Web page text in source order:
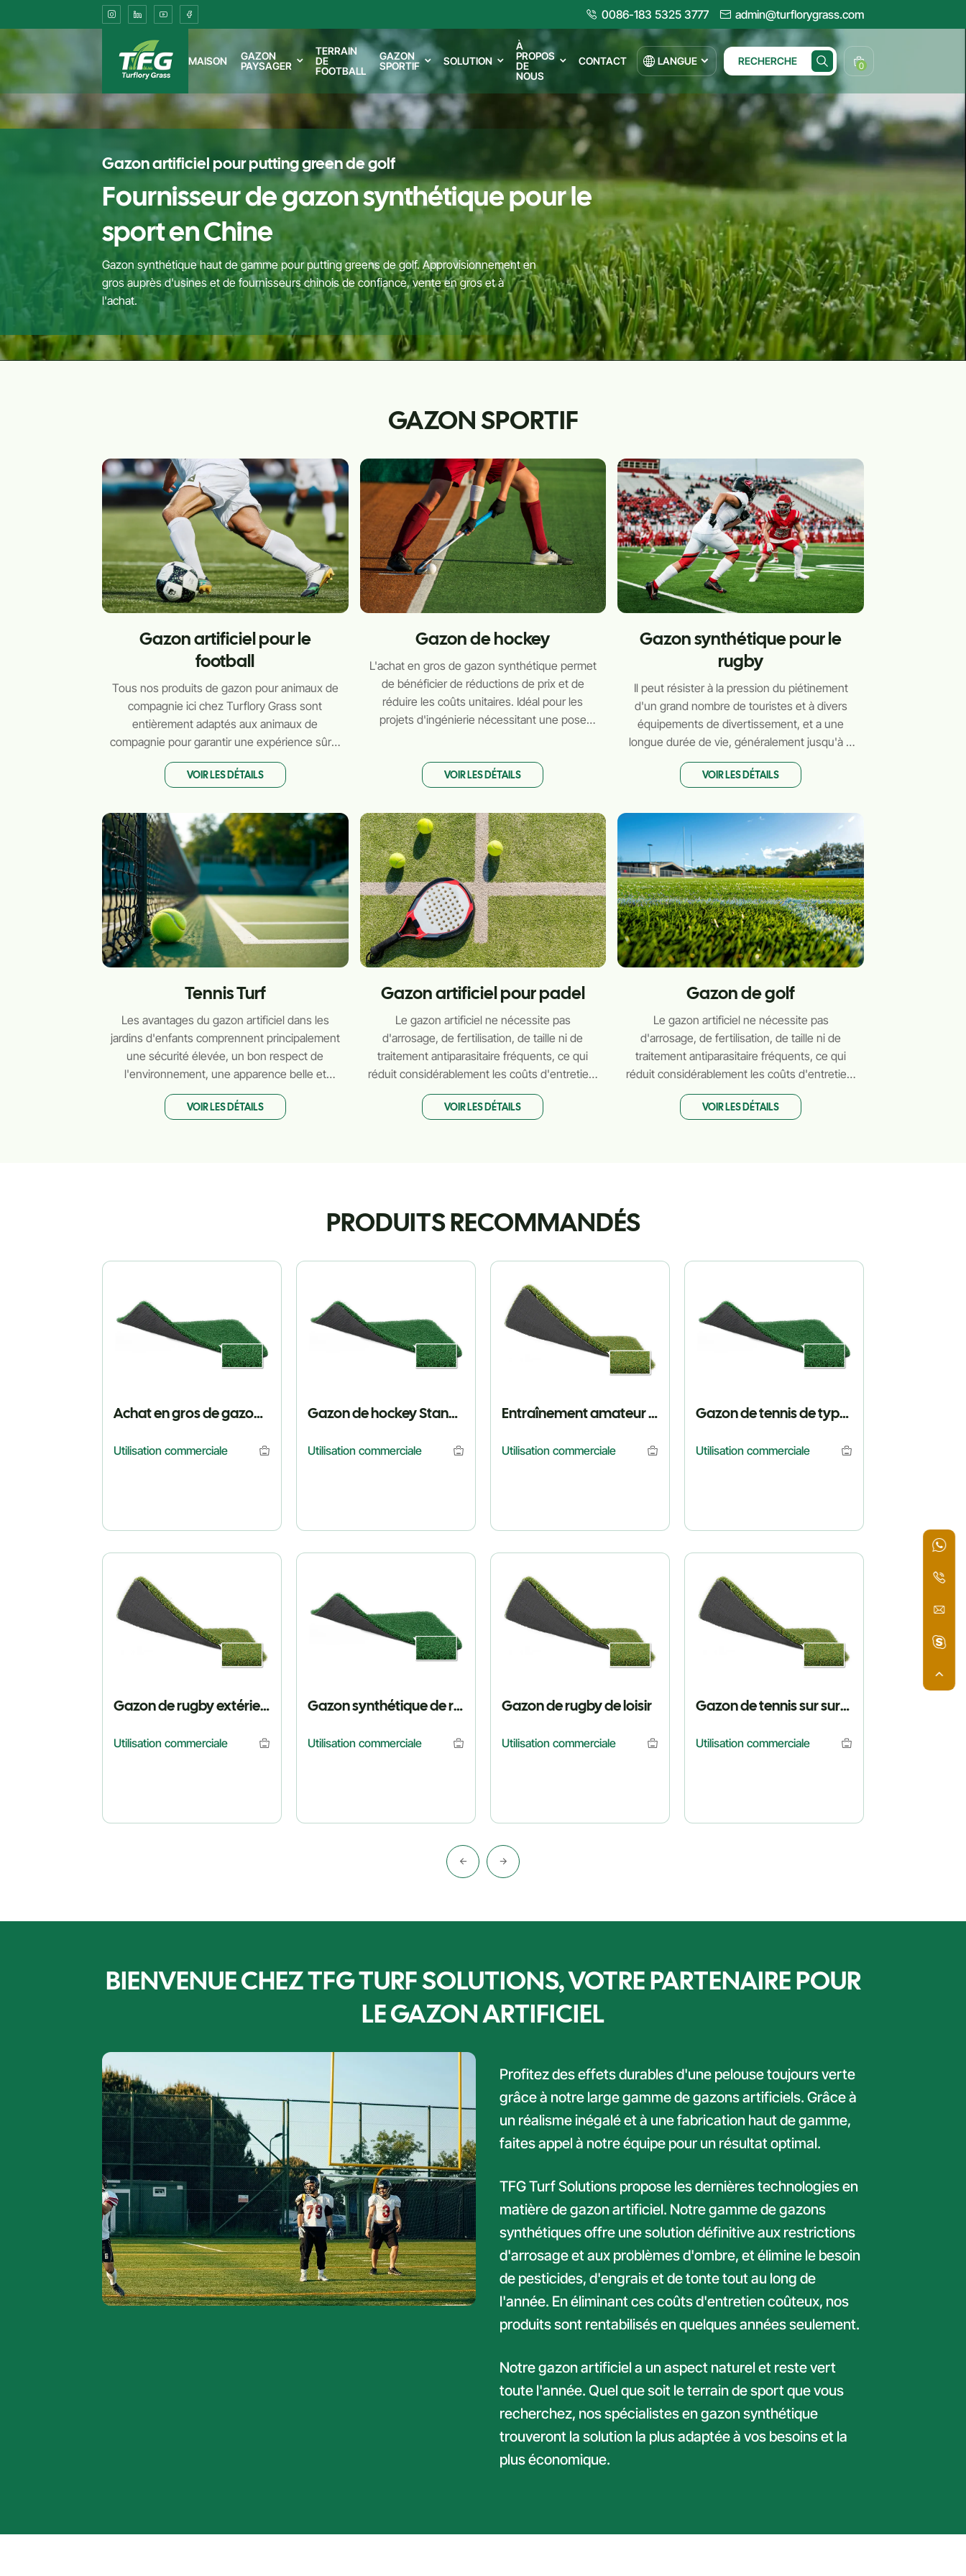
Sports
Turf
Supplier
China
0086-183 5325 3777 admin@turflorygrass.com
MAISON
GAZON
PAYSAGER
TERRAIN
DE
FOOTBALL
GAZON
SPORTIF
SOLUTION
À
PROPOS
DE
NOUS
CONTACT LANGUE RECHERCHE 0
Gazon artificiel pour putting green de golf
Fournisseur de gazon synthétique pour le
sport en Chine
Gazon synthétique haut de gamme pour putting greens de golf. Approvisionnement en
gros auprès d'usines et de fournisseurs chinois de confiance, vente en gros et à
l'achat.
GAZON SPORTIF
Gazon artificiel pour le
football
Tous nos produits de gazon pour animaux de
compagnie ici chez Turflory Grass sont
entièrement adaptés aux animaux de
compagnie pour garantir une expérience sûre,
amusante et nécessitant peu d'entretien pour
vous et vos animaux de compagnie.
VOIR LES DÉTAILS
Gazon de hockey
L'achat en gros de gazon synthétique permet
de bénéficier de réductions de prix et de
réduire les coûts unitaires. Idéal pour les
projets d'ingénierie nécessitant une pose
VOIR LES DÉTAILS
Gazon synthétique pour le
rugby
Il peut résister à la pression du piétinement
d'un grand nombre de touristes et à divers
équipements de divertissement, et a une
longue durée de vie, généralement jusqu'à 5
à 10 ans.
VOIR LES DÉTAILS
Tennis Turf
Les avantages du gazon artificiel dans les
jardins d'enfants comprennent principalement
une sécurité élevée, un bon respect de
l'environnement, une apparence belle et
confortable et une longue durée de vie.
VOIR LES DÉTAILS
Gazon artificiel pour padel
Le gazon artificiel ne nécessite pas
d'arrosage, de fertilisation, de taille ni de
traitement antiparasitaire fréquents, ce qui
réduit considérablement les coûts d'entretien.
Un simple nettoyage occasionnel suffit à le
maintenir propre et beau.
VOIR LES DÉTAILS
Gazon de golf
Le gazon artificiel ne nécessite pas
d'arrosage, de fertilisation, de taille ni de
traitement antiparasitaire fréquents, ce qui
réduit considérablement les coûts d'entretien.
Un simple nettoyage occasionnel suffit à le
maintenir propre et beau.
VOIR LES DÉTAILS
PRODUITS RECOMMANDÉS
Achat en gros de gazon de hockey pour des projets
Utilisation commerciale
Gazon de rugby extérieur résistant aux intempéries
Utilisation commerciale
Gazon de hockey Standard Match
Utilisation commerciale
Gazon synthétique de rugby professionnel
Utilisation commerciale
Entraînement amateur Hockey Turf
Utilisation commerciale
Gazon de rugby de loisir
Utilisation commerciale
Gazon de tennis de type coffre-fort
Utilisation commerciale
Gazon de tennis sur surface dure
Utilisation commerciale
BIENVENUE CHEZ TFG TURF SOLUTIONS, VOTRE PARTENAIRE POUR
LE GAZON ARTIFICIEL
Profitez des effets durables d'une pelouse toujours verte
grâce à notre large gamme de gazons artificiels. Grâce à
un réalisme inégalé et à une fabrication haut de gamme,
faites appel à notre équipe pour un résultat optimal.
TFG Turf Solutions propose les dernières technologies en
matière de gazon artificiel. Notre gamme de gazons
synthétiques offre une solution définitive aux restrictions
d'arrosage et aux problèmes d'ombre, et élimine le besoin
de pesticides, d'engrais et de tonte tout au long de
l'année. En éliminant ces coûts d'entretien coûteux, nos
produits sont rentabilisés en quelques années seulement.
Notre gazon artificiel a un aspect naturel et reste vert
toute l'année. Quel que soit le terrain de sport que vous
recherchez, nos spécialistes en gazon synthétique
trouveront la solution la plus adaptée à vos besoins et la
plus économique.